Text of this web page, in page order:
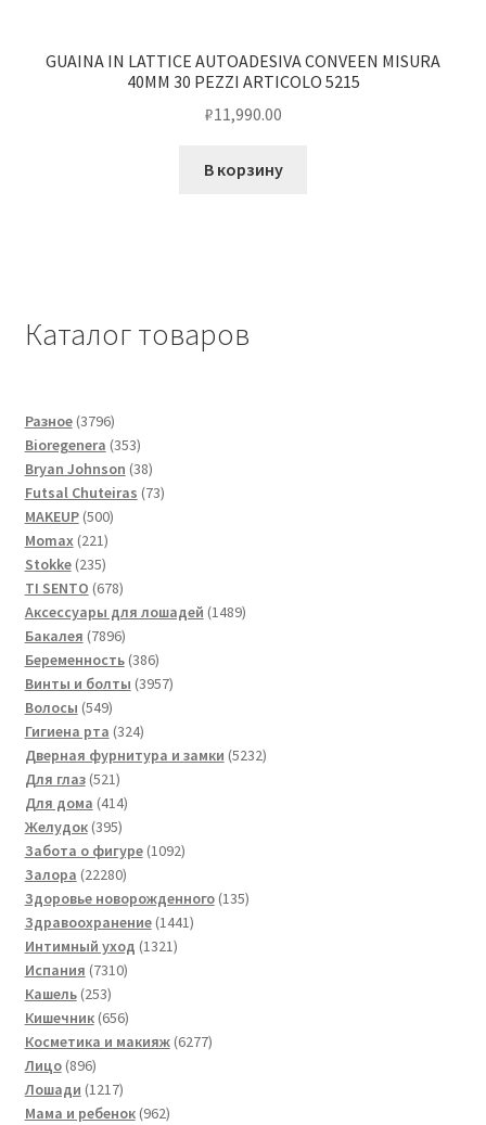
GUAINA IN LATTICE AUTOADESIVA CONVEEN MISURA
40MM 30 PEZZI ARTICOLO 5215
₽11,990.00
В корзину
Каталог товаров
Разное 37963796
товаров
Bioregenera 353353
товара
Bryan Johnson 3838
товаров
Futsal Сhuteiras 7373
MAKEUP 500500
Momax 221221
товар
Stokke 235235
товаров
TI SENTO 678678
товаров
Аксессуары для лошадей 14891489
Бакалея 78967896
товаров
Беременность 386386
товаров
Винты и болты 39573957
Волосы 549549
товаров
Гигиена рта 324324
товара
Дверная фурнитура и замки 52325232
Для глаз 521521
товар
Для дома 414414
Желудок 395395
товаров
Забота о фигуре 10921092
Залора 2228022280
товаров
Здоровье новорожденного 135135
Здравоохранение 14411441
Интимный уход 13211321
Испания 73107310
Кашель 253253
товара
Кишечник 656656
товаров
Косметика и макияж 62776277
Лицо 896896
товаров
Лошади 12171217
товаров
Мама и ребенок 962962